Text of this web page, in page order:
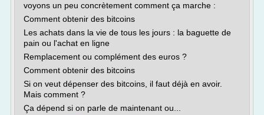
voyons un peu concrètement comment ça marche :
Comment obtenir des bitcoins
Les achats dans la vie de tous les jours : la baguette de
pain ou l'achat en ligne
Remplacement ou complément des euros ?
Comment obtenir des bitcoins
Si on veut dépenser des bitcoins, il faut déjà en avoir.
Mais comment ?
Ça dépend si on parle de maintenant ou...